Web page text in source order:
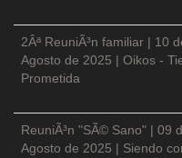
2Âª ReuniÃ³n familiar | 10
Agosto de 2025 | Oikos -
Prometida
ReuniÃ³n "SÃ© Sano" | 09
Agosto de 2025 | Siendo